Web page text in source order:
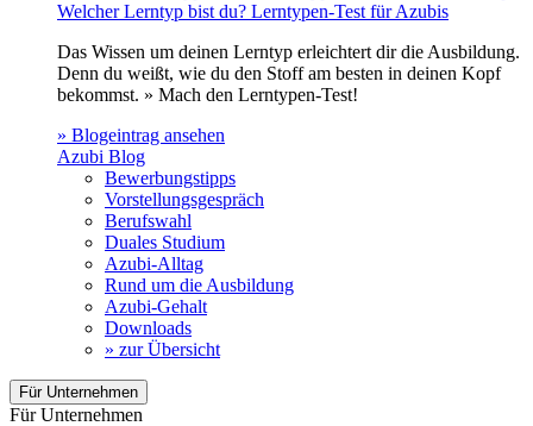
Welcher Lerntyp bist du? Lerntypen-Test für Azubis
Das Wissen um deinen Lerntyp erleichtert dir die Ausbildung.
Denn du weißt, wie du den Stoff am besten in deinen Kopf
bekommst. » Mach den Lerntypen-Test!
» Blogeintrag ansehen
Azubi Blog
Bewerbungstipps
Vorstellungsgespräch
Berufswahl
Duales Studium
Azubi-Alltag
Rund um die Ausbildung
Azubi-Gehalt
Downloads
» zur Übersicht
Für Unternehmen
Für Unternehmen